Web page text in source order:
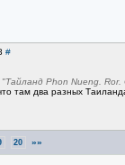
#
Phon Nueng. Ror.
там два разных
20 »»